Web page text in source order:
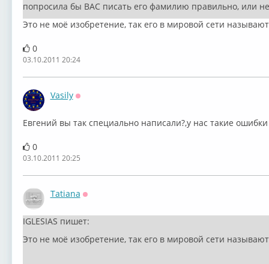
попросила бы ВАС писать его фамилию правильно, или
Это не моё изобретение, так его в мировой сети
0
03.10.2011 20:24
Vasily
Евгений вы так специально написали?,у нас такие
0
03.10.2011 20:25
Tatiana
IGLESIAS пишет:
Это не моё изобретение, так его в мировой сети